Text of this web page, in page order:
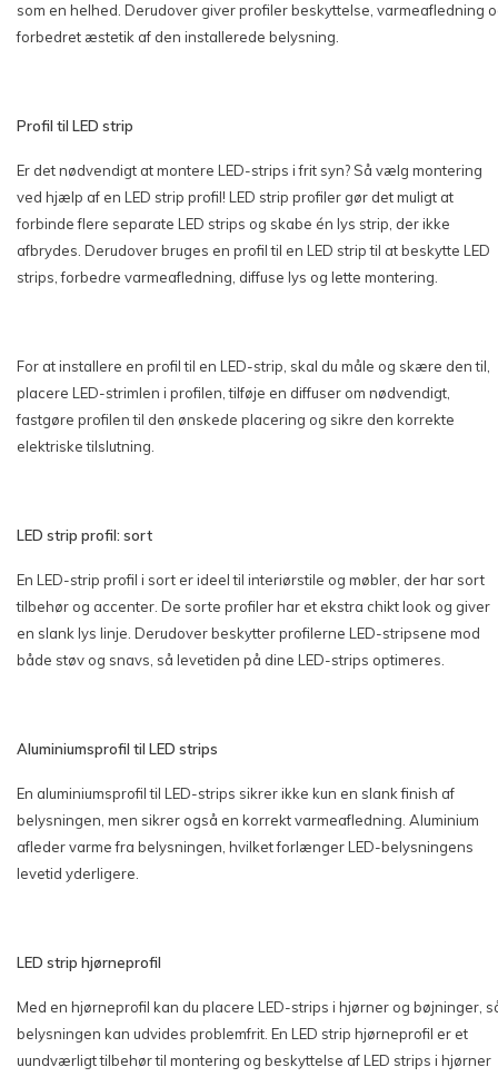
som en helhed. Derudover giver profiler beskyttelse, varmeafledning
forbedret æstetik af den installerede belysning.
Profil til LED strip
Er det nødvendigt at montere LED-strips i frit syn? Så vælg montering
ved hjælp af en LED strip profil! LED strip profiler gør det muligt at
forbinde flere separate LED strips og skabe én lys strip, der ikke
afbrydes. Derudover bruges en profil til en LED strip til at beskytte LED
strips, forbedre varmeafledning, diffuse lys og lette montering.
For at installere en profil til en LED-strip, skal du måle og skære den til,
placere LED-strimlen i profilen, tilføje en diffuser om nødvendigt,
fastgøre profilen til den ønskede placering og sikre den korrekte
elektriske tilslutning.
LED strip profil: sort
En LED-strip profil i sort er ideel til interiørstile og møbler, der har sort
tilbehør og accenter. De sorte profiler har et ekstra chikt look og giver
en slank lys linje. Derudover beskytter profilerne LED-stripsene mod
både støv og snavs, så levetiden på dine LED-strips optimeres.
Aluminiumsprofil til LED strips
En aluminiumsprofil til LED-strips sikrer ikke kun en slank finish af
belysningen, men sikrer også en korrekt varmeafledning. Aluminium
afleder varme fra belysningen, hvilket forlænger LED-belysningens
levetid yderligere.
LED strip hjørneprofil
Med en hjørneprofil kan du placere LED-strips i hjørner og bøjninger,
belysningen kan udvides problemfrit. En LED strip hjørneprofil er et
uundværligt tilbehør til montering og beskyttelse af LED strips i hjørner